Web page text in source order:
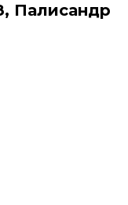
Палисандр